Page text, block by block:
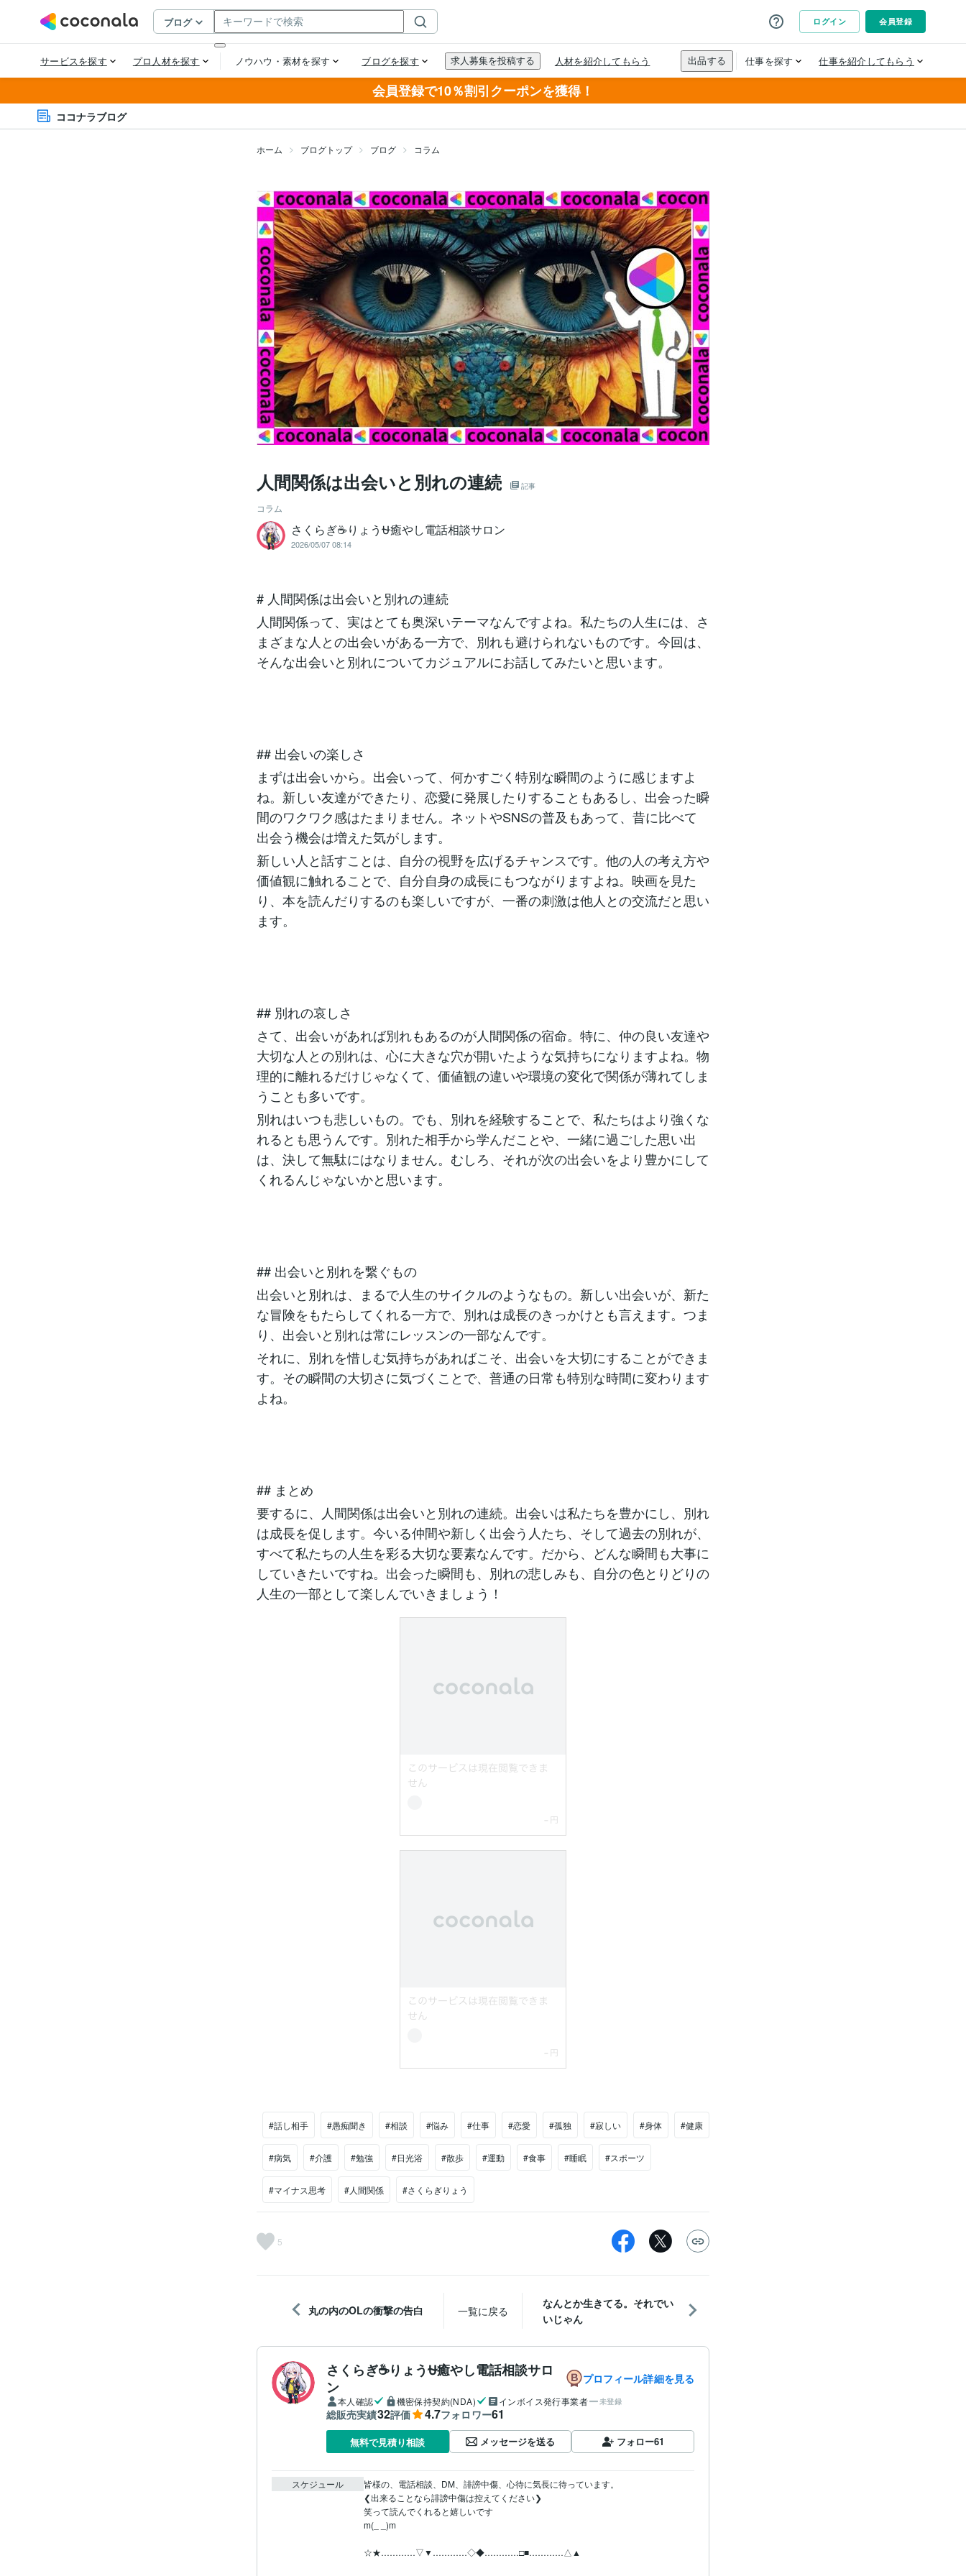
会員登録で10％割引クーポンを獲得！
ココナラブログ
ホーム ブログトップ ブログ コラム
人間関係は出会いと別れの連続 記事
コラム
さくらぎ☕りょう⛎癒やし電話相談サロン
2026/05/07 08:14
# 人間関係は出会いと別れの連続
人間関係って、実はとても奥深いテーマなんですよね。私たちの人生には、さ
まざまな人との出会いがある一方で、別れも避けられないものです。今回は、
そんな出会いと別れについてカジュアルにお話してみたいと思います。
## 出会いの楽しさ
まずは出会いから。出会いって、何かすごく特別な瞬間のように感じますよ
ね。新しい友達ができたり、恋愛に発展したりすることもあるし、出会った瞬
間のワクワク感はたまりません。ネットやSNSの普及もあって、昔に比べて
出会う機会は増えた気がします。
新しい人と話すことは、自分の視野を広げるチャンスです。他の人の考え方や
価値観に触れることで、自分自身の成長にもつながりますよね。映画を見た
り、本を読んだりするのも楽しいですが、一番の刺激は他人との交流だと思い
ます。
## 別れの哀しさ
さて、出会いがあれば別れもあるのが人間関係の宿命。特に、仲の良い友達や
大切な人との別れは、心に大きな穴が開いたような気持ちになりますよね。物
理的に離れるだけじゃなくて、価値観の違いや環境の変化で関係が薄れてしま
うことも多いです。
別れはいつも悲しいもの。でも、別れを経験することで、私たちはより強くな
れるとも思うんです。別れた相手から学んだことや、一緒に過ごした思い出
は、決して無駄にはなりません。むしろ、それが次の出会いをより豊かにして
くれるんじゃないかと思います。
## 出会いと別れを繋ぐもの
出会いと別れは、まるで人生のサイクルのようなもの。新しい出会いが、新た
な冒険をもたらしてくれる一方で、別れは成長のきっかけとも言えます。つま
り、出会いと別れは常にレッスンの一部なんです。
それに、別れを惜しむ気持ちがあればこそ、出会いを大切にすることができま
す。その瞬間の大切さに気づくことで、普通の日常も特別な時間に変わります
よね。
## まとめ
要するに、人間関係は出会いと別れの連続。出会いは私たちを豊かにし、別れ
は成長を促します。今いる仲間や新しく出会う人たち、そして過去の別れが、
すべて私たちの人生を彩る大切な要素なんです。だから、どんな瞬間も大事に
していきたいですね。出会った瞬間も、別れの悲しみも、自分の色とりどりの
人生の一部として楽しんでいきましょう！
#話し相手 #愚痴聞き #相談 #悩み #仕事 #恋愛 #孤独 #寂しい #身体 #健康
#病気 #介護 #勉強 #日光浴 #散歩 #運動 #食事 #睡眠 #スポーツ
#マイナス思考 #人間関係 #さくらぎりょう
5
丸の内のOLの衝撃の告白 一覧に戻る
なんとか生きてる。それでい
いじゃん
さくらぎ☕りょう⛎癒やし電話相談サロ
ン
プロフィール詳細を見る
本人確認 機密保持契約(NDA) インボイス発行事業者 未登録
総販売実績32評価 4.7フォロワー61
無料で見積り相談 メッセージを送る フォロー61
スケジュール
皆様の、電話相談、DM、誹謗中傷、心待に気長に待っています。
❮出来ることなら誹謗中傷は控えてください❯
笑って読んでくれると嬉しいです
m(_ _)m
☆★…………▽▼…………◇◆…………□■…………△▲